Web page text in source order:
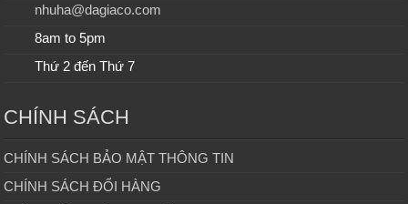
nhuha@dagiaco.com
8am to 5pm
Thứ 2 đến Thứ 7
CHÍNH SÁCH
CHÍNH SÁCH BẢO MẬT THÔNG TIN
CHÍNH SÁCH ĐỔI HÀNG